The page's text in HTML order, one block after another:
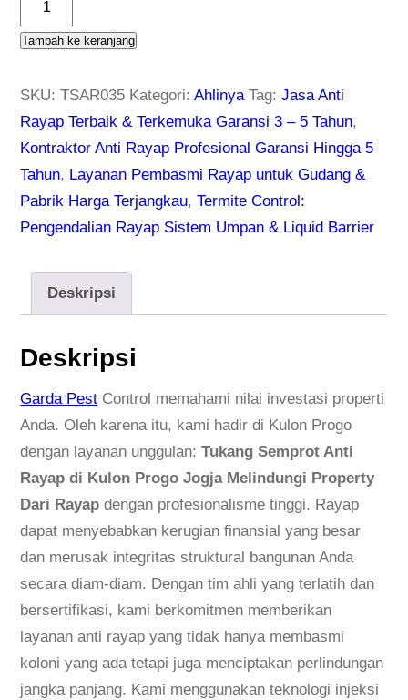
u
a
t
i
t
a
s
T
a
g
S
e
m
p
r
o
t
A
n
t
i
R
Tambah ke keranjang
SKU:TSAR035 Kategori:Ahlinya Tag:Jasa Anti
Rayap Terbaik & Terkemuka Garansi 3 – 5 Tahun,
Kontraktor Anti Rayap Profesional Garansi Hingga 5
Tahun, Layanan Pembasmi Rayap untuk Gudang &
Pabrik Harga Terjangkau,Termite Control:
Pengendalian Rayap Sistem Umpan & Liquid Barrier
Deskripsi
Deskripsi
Garda Pest Control memahami nilai investasi properti
Anda. Oleh karena itu, kami hadir di Kulon Progo
dengan layanan unggulan:Tukang Semprot Anti
Rayap di Kulon Progo Jogja Melindungi Property
Dari Rayap dengan profesionalisme tinggi. Rayap
dapat menyebabkan kerugian finansial yang besar
dan merusak integritas struktural bangunan Anda
secara diam-diam. Dengan tim ahli yang terlatih dan
bersertifikasi, kami berkomitmen memberikan
layanan anti rayap yang tidak hanya membasmi
koloni yang ada tetapi juga menciptakan perlindungan
jangka panjang. Kami menggunakan teknologi injeksi